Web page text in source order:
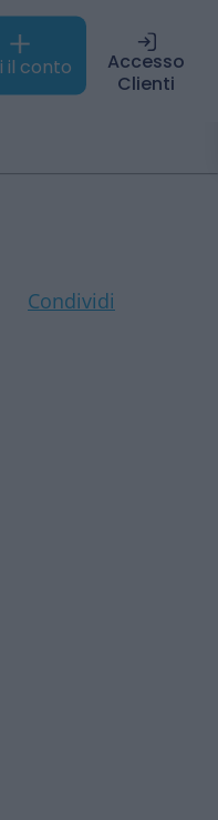
il conto
Accesso
Clienti
Condividi